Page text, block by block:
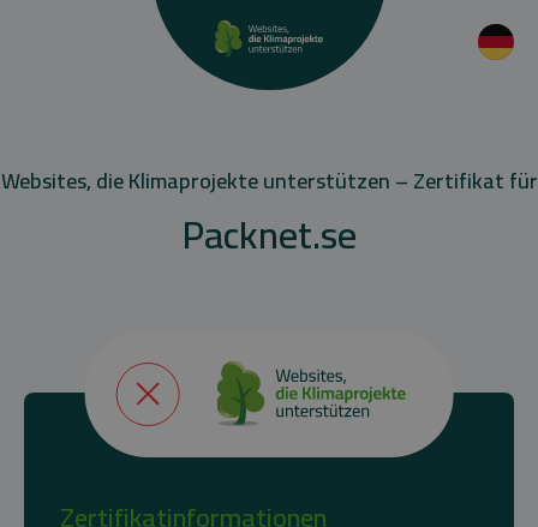
Websites, die Klimaprojekte unterstützen – Zertifikat für
Packnet.se